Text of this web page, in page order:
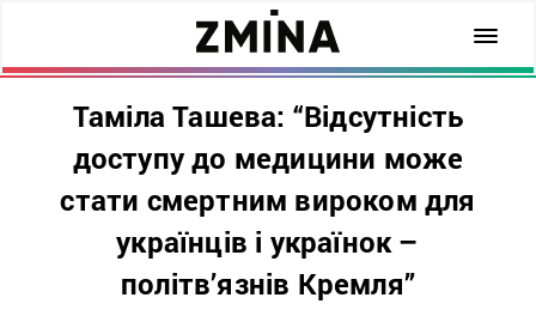
Таміла Ташева: “Відсутність
доступу до медицини може
стати смертним вироком для
українців і українок –
політв’язнів Кремля”